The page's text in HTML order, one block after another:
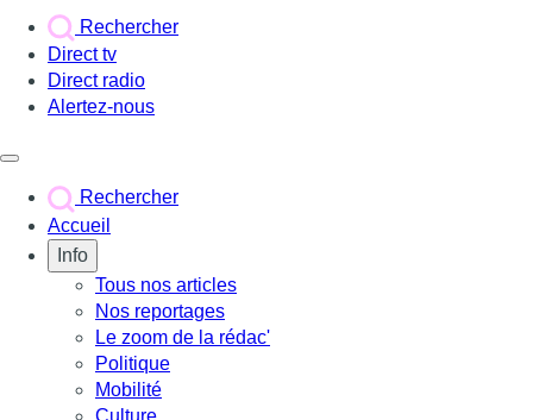
Rechercher
Direct tv
Direct radio
Alertez-nous
Rechercher
Accueil
Info
Tous nos articles
Nos reportages
Le zoom de la rédac'
Politique
Mobilité
Culture